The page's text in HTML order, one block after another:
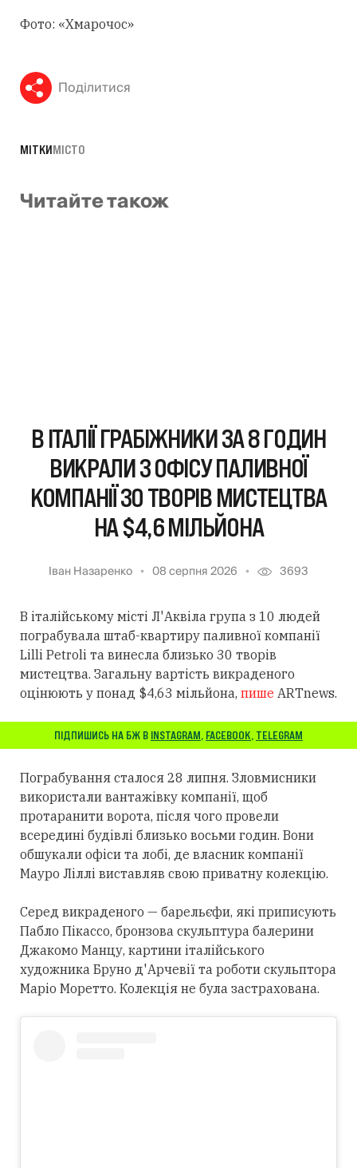
Фото: «Хмарочос»
Поділитися
МІТКИМІСТО
Читайте також
В ІТАЛІЇ ГРАБІЖНИКИ ЗА 8 ГОДИН
ВИКРАЛИ З ОФІСУ ПАЛИВНОЇ
КОМПАНІЇ 30 ТВОРІВ МИСТЕЦТВА
НА $4,6 МІЛЬЙОНА
Іван Назаренко 08 серпня 2026 3693
В італійському місті Л'Аквіла група з 10 людей
пограбувала штаб-квартиру паливної компанії
Lilli Petroli та винесла близько 30 творів
мистецтва. Загальну вартість викраденого
оцінюють у понад $4,63 мільйона, пише ARTnews.
ПІДПИШИСЬ НА БЖ В INSTAGRAM, FACEBOOK, TELEGRAM
Пограбування сталося 28 липня. Зловмисники
використали вантажівку компанії, щоб
протаранити ворота, після чого провели
всередині будівлі близько восьми годин. Вони
обшукали офіси та лобі, де власник компанії
Мауро Ліллі виставляв свою приватну колекцію.
Серед викраденого — барельєфи, які приписують
Пабло Пікассо, бронзова скульптура балерини
Джакомо Манцу, картини італійського
художника Бруно д'Арчевії та роботи скульптора
Маріо Моретто. Колекція не була застрахована.